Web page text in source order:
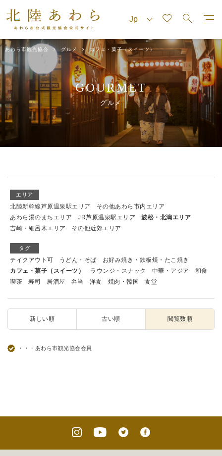
あわら市観光協会 グルメ カフェ・菓子（スイーツ）
GOURMET
グルメ
エリア
北陸新幹線芦原温泉駅エリア
その他あわら市内エリア
あわら湯のまちエリア
JR芦原温泉駅エリア
波松・北潟エリア
吉崎・細呂木エリア
その他近郊エリア
タグ
テイクアウト可 うどん・そば
お好み焼き・鉄板焼・たこ焼き
カフェ・菓子（スイーツ）
ラウンジ・スナック 中華・アジア
和食
喫茶
寿司 居酒屋 弁当 洋食 焼肉・韓国 食堂
新しい順 古い順 閲覧数順
・・・あわら市観光協会会員